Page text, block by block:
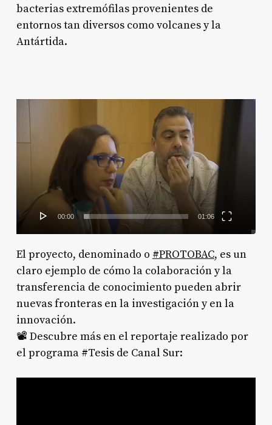
bacterias extremófilas provenientes de
entornos tan diversos como volcanes y la
Antártida.
Reproductor
vídeo
00:00 01:06
El proyecto, denominado o #PROTOBAC, es un
claro ejemplo de cómo la colaboración y la
transferencia de conocimiento pueden abrir
nuevas fronteras en la investigación y en la
innovación.
📽️ Descubre más en el reportaje realizado por
el programa #Tesis de Canal Sur: